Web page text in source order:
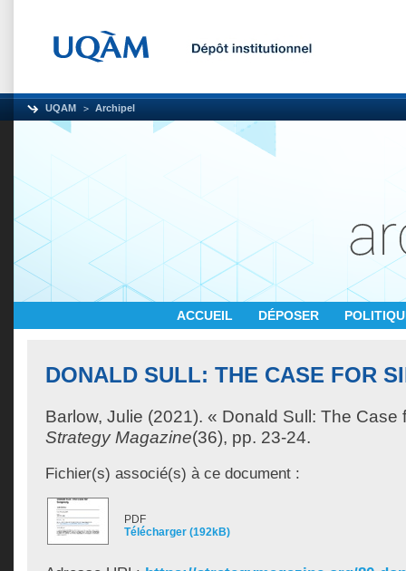
UQAM Archipel
ACCUEIL DÉPOSER
DONALD SULL: THE CASE FOR
Barlow, Julie (2021). « Donald Sull: The Case
Strategy Magazine(36), pp. 23-24.
Fichier(s) associé(s) à ce document :
PDF
Télécharger (192kB)